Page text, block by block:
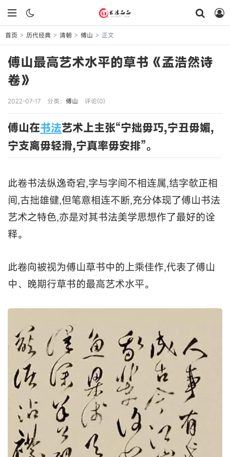
首页 > 历代经典 > 清朝 > 傅山 > 正文
傅山最高艺术水平的草书《孟浩然诗
卷》
2022-07-17 分类： 傅山 评论(0)
傅山在书法艺术上主张“宁拙毋巧,宁丑毋媚,
宁支离毋轻滑,宁真率毋安排”。
此卷书法纵逸奇宕,字与字间不相连属,结字欹正相
间,古拙雄健,但笔意相连不断,充分体现了傅山书法
艺术之特色,亦是对其书法美学思想作了最好的诠
释。
此卷向被视为傅山草书中的上乘佳作,代表了傅山
中、晚期行草书的最高艺术水平。